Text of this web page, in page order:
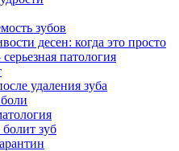
зубов
десен: когда это просто
патология
удаления зуба
зуб